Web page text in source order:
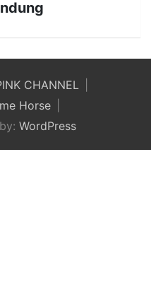
CHANNEL
Horse
WordPress